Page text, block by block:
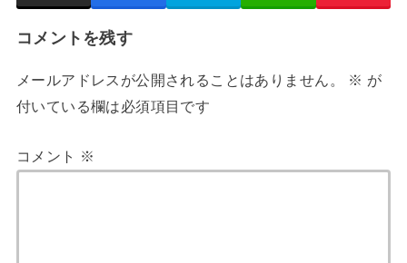
コメントを残す
メールアドレスが公開されることはありません。 ※ が
付いている欄は必須項目です
コメント ※